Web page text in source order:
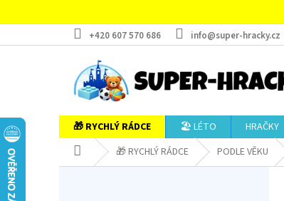
+420 607 570 686 info@super-hracky.cz
🎁 RYCHLÝ RÁDCE 🏖️ LÉTO HRAČKY
Domů 🎁 RYCHLÝ RÁDCE PODLE VĚKU